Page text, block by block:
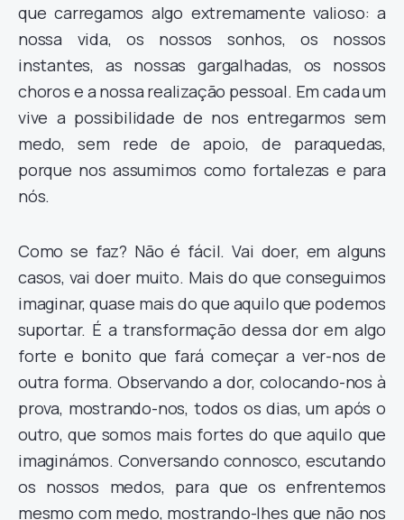
que carregamos algo extremamente valioso: a
nossa vida, os nossos sonhos, os nossos
instantes, as nossas gargalhadas, os nossos
choros e a nossa realização pessoal. Em cada um
vive a possibilidade de nos entregarmos sem
medo, sem rede de apoio, de paraquedas,
porque nos assumimos como fortalezas e para
nós.
Como se faz? Não é fácil. Vai doer, em alguns
casos, vai doer muito. Mais do que conseguimos
imaginar, quase mais do que aquilo que podemos
suportar. É a transformação dessa dor em algo
forte e bonito que fará começar a ver-nos de
outra forma. Observando a dor, colocando-nos à
prova, mostrando-nos, todos os dias, um após o
outro, que somos mais fortes do que aquilo que
imaginámos. Conversando connosco, escutando
os nossos medos, para que os enfrentemos
mesmo com medo, mostrando-lhes que não nos